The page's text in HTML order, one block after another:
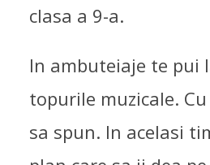
clasa a 9-a.
In ambuteiaje te pui
topurile muzicale.
sa spun. In acelasi